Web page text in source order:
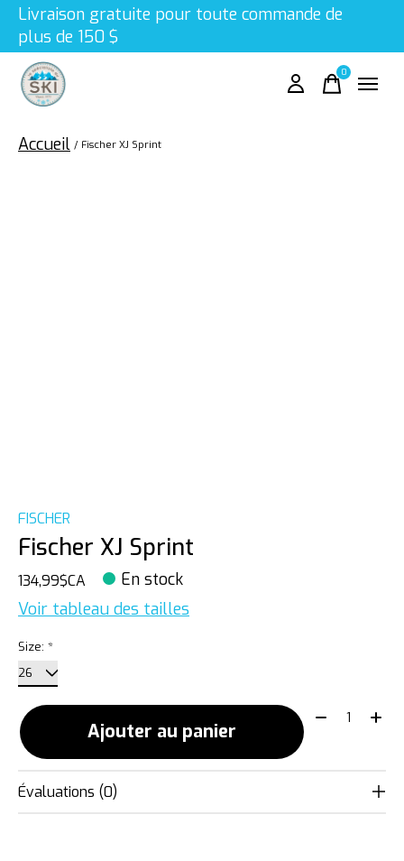
Livraison gratuite pour toute commande de
plus de 150 $
0items
Accueil / Fischer XJ Sprint
FISCHER
Fischer XJ Sprint
134,99$CA En stock
Voir tableau des tailles
Size: *
Ajouter au panier
Quantité:
Évaluations (0)